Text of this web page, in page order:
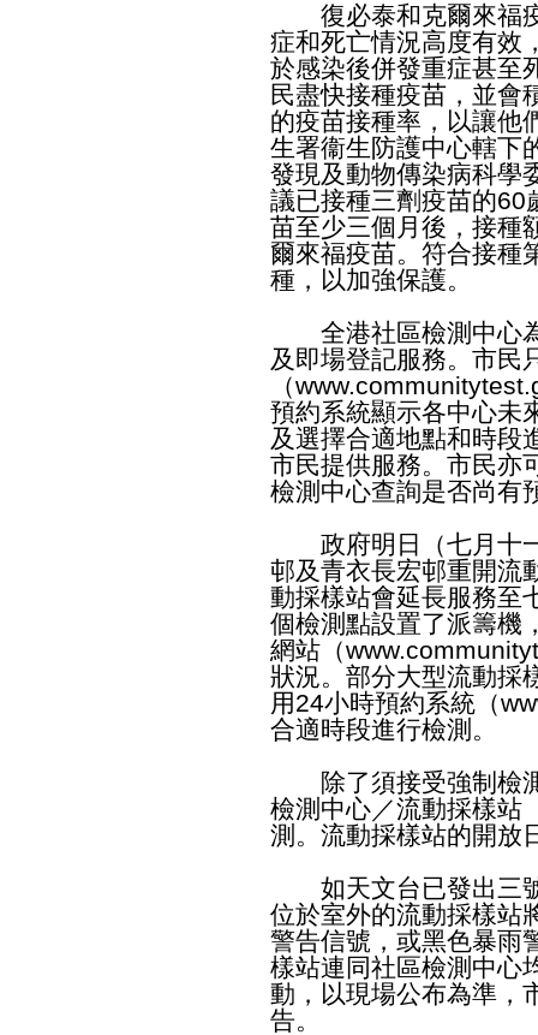
復必泰和克爾來福疫
症和死亡情況高度有效
於感染後併發重症甚至
民盡快接種疫苗，並會
的疫苗接種率，以讓他
生署衞生防護中心轄下
發現及動物傳染病科學
議已接種三劑疫苗的60
苗至少三個月後，接種
爾來福疫苗。符合接種
種，以加強保護。
全港社區檢測中心為
及即場登記服務。市民
（
預約系統顯示各中心未
及選擇合適地點和時段
市民提供服務。市民亦
檢測中心查詢是否尚有
政府明日（七月十一
邨及青衣長宏邨重開流
動採樣站會延長服務至
個檢測點設置了派籌機
網站（
狀況。部分大型流動採
用24小時預約系統（
合適時段進行檢測。
除了須接受強制檢測
檢測中心／流動採樣站
測。流動採樣站的開放
如天文台已發出三號
位於室外的流動採樣站
警告信號，或黑色暴雨
樣站連同社區檢測中心
動，以現場公布為準，
告。